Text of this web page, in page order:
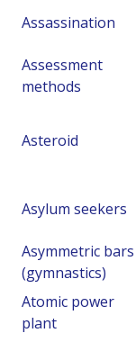
Assassination
Assessment
methods
Asteroid
Asylum seekers
Asymmetric bars
(gymnastics)
Atomic power
plant